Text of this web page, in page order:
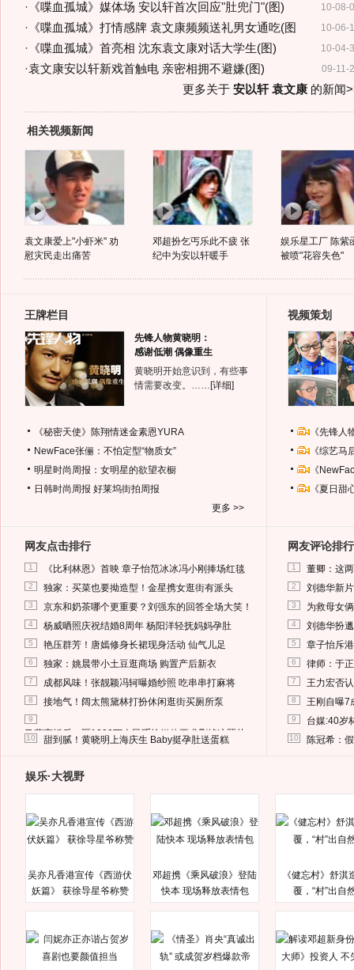
10-08-
· 《喋血孤城》媒体场 安以轩首次回应"肚兜门"(图)
10-06-
· 《喋血孤城》打情感牌 袁文康频频送礼男女通吃(图
10-04-
· 《喋血孤城》首亮相 沈东袁文康对话大学生(图)
09-11-
·袁文康安以轩新戏首触电 亲密相拥不避嫌(图)
更多关于 安以轩 袁文康的新闻
相关视频新闻
袁文康爱上"小虾米" 劝
慰灾民走出痛苦
邓超扮乞丐乐此不疲 张
纪中为安以轩暖手
娱乐星工厂 陈紫
被喷"花容失色"
王牌栏目
先锋人物黄晓明：
感谢低潮 偶像重生
黄晓明开始意识到，有些事
情需要改变。…… [详细]
《秘密天使》陈翔情迷金素恩YURA
NewFace张俪：不怕定型“物质女”
明星时尚周报：女明星的欲望衣橱
日韩时尚周报 好莱坞街拍周报
更多 >>
视频策划
《先锋
《综艺
《
《夏日
网友点击排行
1 《比利林恩》首映 章子怡范冰冰冯小刚捧场红毯
2 独家：买菜也要拗造型！金星携女逛街有派头
3 京东和奶茶哪个更重要？刘强东的回答全场大笑！
4 杨威晒照庆祝结婚8周年 杨阳洋轻抚妈妈孕肚
5 艳压群芳！唐嫣修身长裙现身活动 仙气儿足
6 独家：姚晨带小土豆逛商场 购置产后新衣
7 成都风味！张靓颖冯轲曝婚纱照 吃串串打麻将
8 接地气！阔太熊黛林打扮休闲逛街买厕所泵
9
马蓉离婚后，砸1000万人民币给媒体要求删掉这照片
10 甜到腻！黄晓明上海庆生 Baby挺孕肚送蛋糕
网友评论排行
1 董卿：这
2 刘德华新
3 为救母女
4 刘德华扮
5 章子怡斥
6 律师：于
7 王力宏否
8 王刚自曝7
9 台媒:40岁
10 陈冠希：
娱乐·大视野
吴亦凡香港宣传《西游伏
妖篇》 获徐导星爷称赞
邓超携《乘风破浪》登陆
快本 现场释放表情包
《健忘村》舒淇
覆，“村”出自